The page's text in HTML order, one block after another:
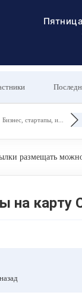
Бизнес, стартапы, и...
размещать
на карту